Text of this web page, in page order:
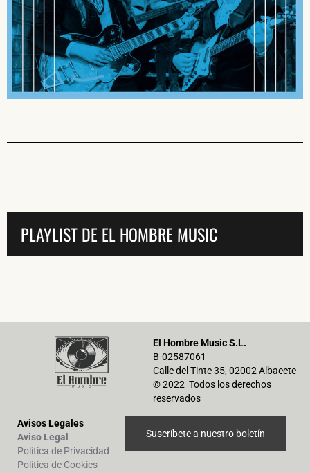
PLAYLIST DE EL HOMBRE MUSIC
El Hombre Music S.L.
B-02587061
Calle del Tinte 35, 02002 Albacete
© 2022 Todos los derechos
reservados
Avisos Legales
Aviso Legal
Política de Privacidad
Política de Cookies
Suscríbete a nuestro boletín